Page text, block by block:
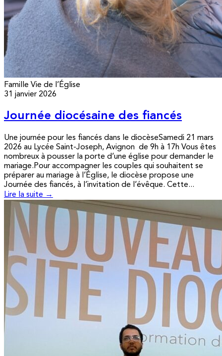
Famille Vie de l’Église
31 janvier 2026
Journée diocésaine des fiancés
Une journée pour les fiancés dans le diocèseSamedi 21 mars
2026 au Lycée Saint-Joseph, Avignon de 9h à 17h Vous êtes
nombreux à pousser la porte d’une église pour demander le
mariage.Pour accompagner les couples qui souhaitent se
préparer au mariage à l’Église, le diocèse propose une
Journée des fiancés, à l’invitation de l’évêque. Cette...
Lire la suite →